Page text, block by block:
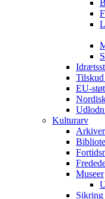
EU-
Kulturarv
Arkiver
Museer
Sikring